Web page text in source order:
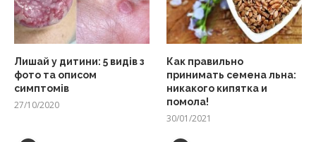
Лишай у дитини: 5 видів з
фото та описом
симптомів
27/10/2020
Как правильно
принимать семена льна:
никакого кипятка и
помола!
30/01/2021